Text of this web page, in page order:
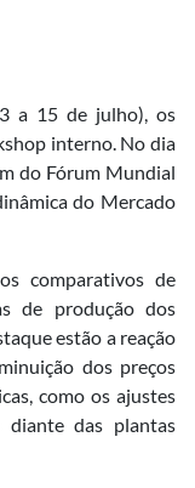
a 15 de julho), os
interno. No dia
do Fórum Mundial
do Mercado
comparativos de
de produção dos
estão a reação
dos preços
como os ajustes
diante das plantas